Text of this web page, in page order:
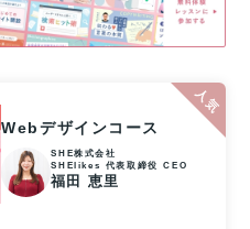
Webデザインコース
SHE株式会社
SHElikes 代表取締役 CEO
福田 恵里